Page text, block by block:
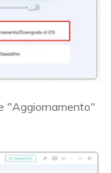
"Aggiornamento"